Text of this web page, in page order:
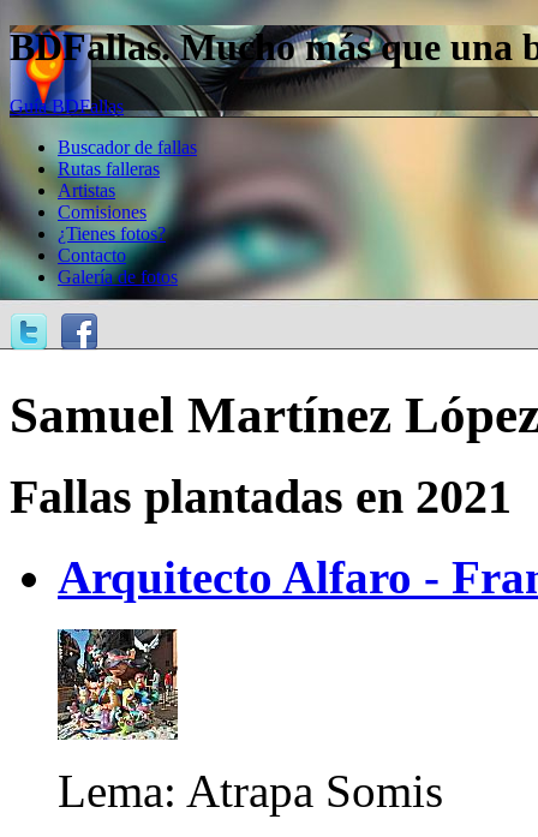
BDFallas. Mucho más que una
Guía BDFallas
Buscador de fallas
Rutas falleras
Artistas
Comisiones
¿Tienes fotos?
Contacto
Galería de fotos
Samuel Martínez
Fallas plantadas en 2021
Arquitecto Alfaro -
Lema: Atrapa Somis